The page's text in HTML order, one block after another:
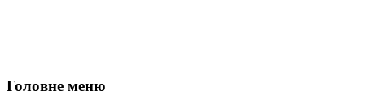
Головне меню